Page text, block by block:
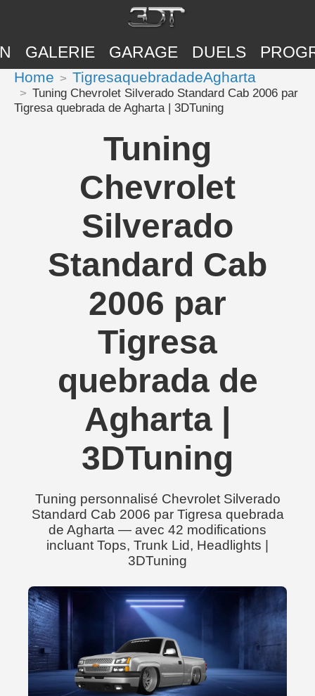
GALERIE GARAGE DUELS
Home TigresaquebradadeAgharta
Tuning Chevrolet Silverado Standard Cab 2006 par
Tigresa quebrada de Agharta | 3DTuning
Tuning
Chevrolet
Silverado
Standard Cab
2006 par
Tigresa
quebrada de
Agharta |
3DTuning
Tuning personnalisé Chevrolet Silverado
Standard Cab 2006 par Tigresa quebrada
de Agharta — avec 42 modifications
incluant Tops, Trunk Lid, Headlights |
3DTuning